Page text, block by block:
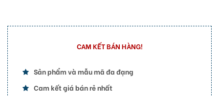
CAM KẾT BÁN HÀNG!
Sản phẩm và mẫu mã đa đạng
Cam kết giá bán rẻ nhất